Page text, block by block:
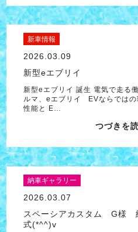
新車情報
2026.03.09
新型eエブリイ
新型eエブリイ 誕生 電気で走る
ルマ、eエブリイ EVならではの
性能と E…
つづきを
納車ギャラリー
2026.03.07
スペーシアカスタム G様
式(*^^)v